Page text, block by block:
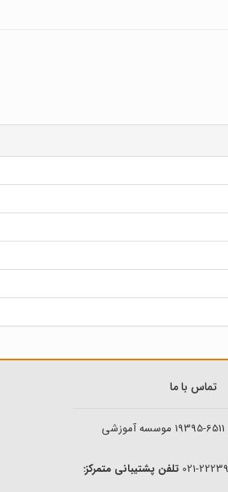
تماس با ما
19395-6511موسسه آموزشی
تلفن پشتیبانی متمرکز: